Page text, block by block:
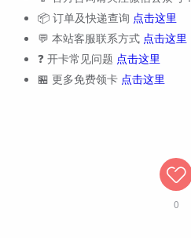
📦 订单及快递查询 点击这里
💬 本站客服联系方式 点击这里
❓ 开卡常见问题 点击这里
🏪 更多免费领卡 点击这里
0